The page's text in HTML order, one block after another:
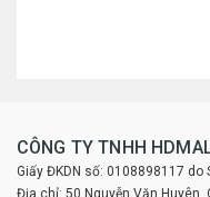
CÔNG TY TNHH
Giấy ĐKDN số: 0108898117 do